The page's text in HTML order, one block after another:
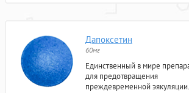
Дапоксетин
60мг
Единственный в мире
для предотвращения
преждевременной эякуляции.